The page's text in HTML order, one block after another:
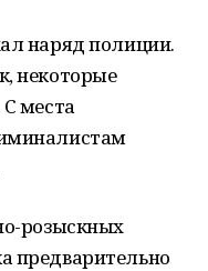
наряд полиции.
некоторые
места
розыскных
предварительно